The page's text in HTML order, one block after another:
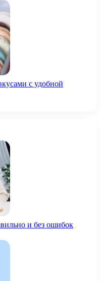
с удобной
и без ошибок